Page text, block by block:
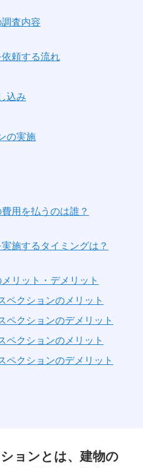
査内容
頼する流れ
込み
の実施
用を払うのは誰？
施するタイミングは？
リット・デメリット
ペクションのメリット
ペクションのデメリット
ペクションのメリット
ペクションのデメリット
ョンとは、建物の